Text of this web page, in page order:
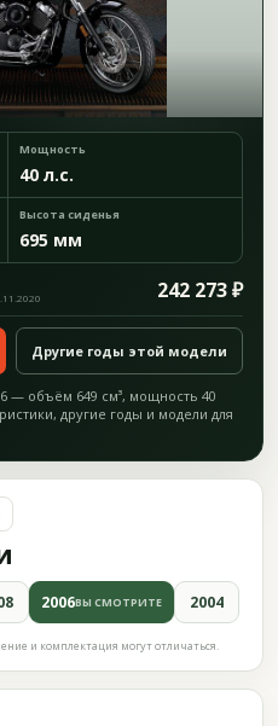
Мощность
40 л.с.
Высота сиденья
695 мм
242 273 ₽
Другие годы этой модели
— объём 649 см³, мощность 40
другие годы и модели для
2006ВЫ СМОТРИТЕ 2004
и комплектация могут отличаться.